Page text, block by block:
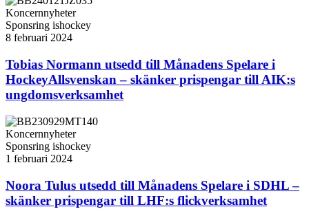
Koncernnyheter
Sponsring ishockey
8 februari 2024
Tobias Normann utsedd till Månadens Spelare i
HockeyAllsvenskan – skänker prispengar till AIK:s
ungdomsverksamhet
Koncernnyheter
Sponsring ishockey
1 februari 2024
Noora Tulus utsedd till Månadens Spelare i SDHL –
skänker prispengar till LHF:s flickverksamhet